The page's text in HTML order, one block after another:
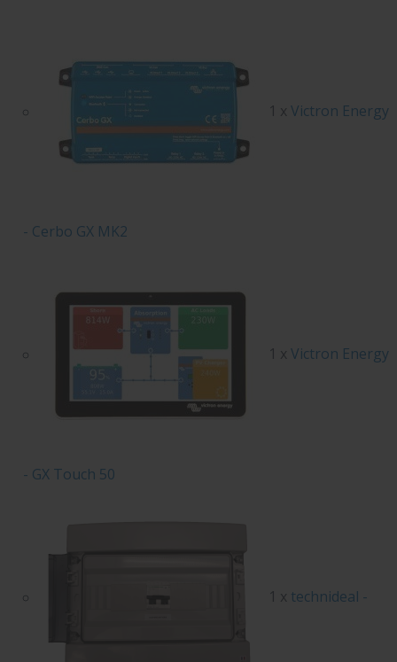
1 x Victron Energy
- Cerbo GX MK2
1 x Victron Energy
- GX Touch 50
1 x technideal -